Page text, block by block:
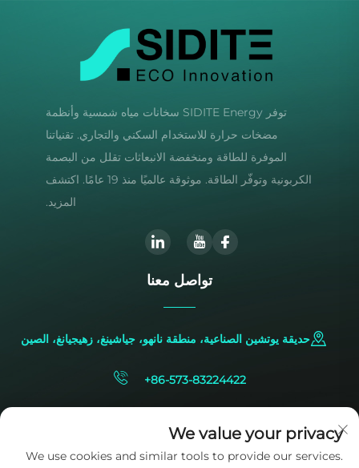
توفر SIDITE Energy سخانات مياه شمسية وأنظمة
مضخات حرارة للاستخدام السكني والتجاري. تقنياتنا
الموفرة للطاقة ومنخفضة الانبعاثات تقلل من البصمة
الكربونية وتوفّر الطاقة. موثوقة عالميًا منذ 19 عامًا. اكتشف
المزيد.
تواصل معنا
حديقة يوتشين الصناعية، منطقة نانهو، جياشينغ، زهيجيانغ، الصين
+86-573-83224422
We value your privacy
We use cookies and similar tools to provide our services.